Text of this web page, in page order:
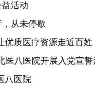
活动
从未停歇
优质医疗资源走近百姓
医八医院开展入党宣誓
八医院